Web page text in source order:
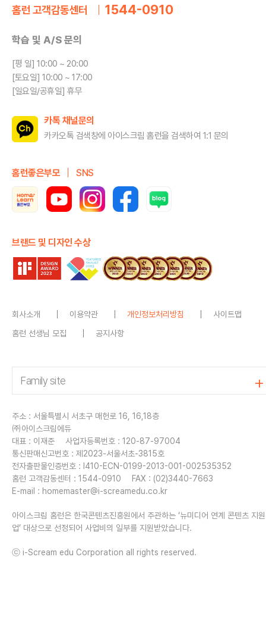
홈런 고객감동센터
학습 및 A/S 문의
[평 일] 10:00 ~ 20:00
[토요일] 10:00 ~ 17:00
[일요일/공휴일] 휴무
1544-0910
카톡 채널문의
카카오톡 검색창에 아이스크림 홈런을 검색하여 1:1 문의
홈런좋은부모 SNS
브랜드 및 디자인 수상
회사소개 이용약관 개인정보처리방침
사이트맵
홈런 선생님 모집
공지사항
주소 : 서울특별시 서초구 매헌로 16, 16,18층
㈜아이스크림에듀
대표 : 이재준
사업자등록번호 : 120-87-97004
통신판매신고번호 : 제2023-서울서초-3815호
전자출판물인증번호 : I410-ECN-0199-2013-001-002535352
홈런 고객감동센터 : 1544-0910
FAX : (02)3440-7663
E-mail : homemaster@i-screamedu.co.kr
아이스크림 홈런은 한국콘텐츠진흥원에서 주관하는 ‘뉴미디어 연계 콘텐츠 지
업’ 대상으로 선정되어 사업비의 일부를 지원받았습니다.
ⓒ i-Scream edu Corporation all rights reserved.